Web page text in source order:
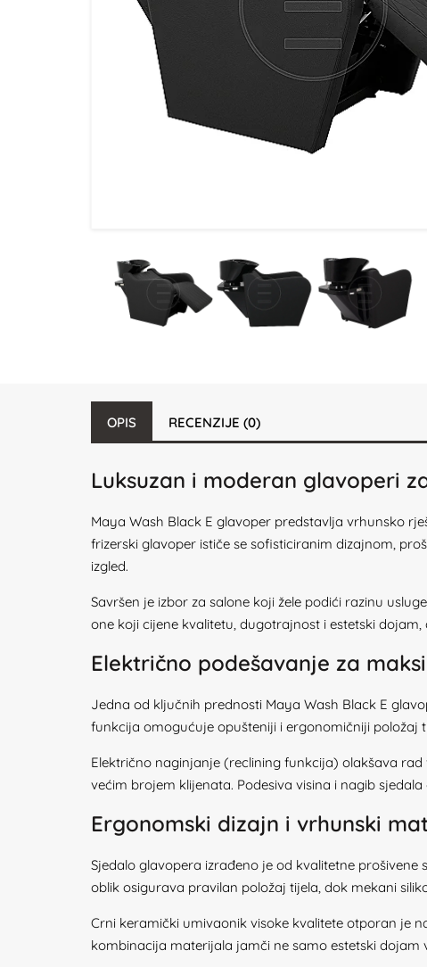
OPIS RECENZIJE (0)
Luksuzan i moderan glavoperi
Maya Wash Black E glavoper predstavlja vrhunsko
frizerski glavoper ističe se sofisticiranim dizajnom,
izgled.
Savršen je izbor za salone koji žele podići razinu
one koji cijene kvalitetu, dugotrajnost i estetski
Električno podešavanje za
Jedna od ključnih prednosti Maya Wash Black E
funkcija omogućuje opušteniji i ergonomičniji
Električno naginjanje (reclining funkcija) olakšava
većim brojem klijenata. Podesiva visina i nagib
Ergonomski dizajn i vrhunski
Sjedalo glavopera izrađeno je od kvalitetne
oblik osigurava pravilan položaj tijela, dok mekani
Crni keramički umivaonik visoke kvalitete otporan je
kombinacija materijala jamči ne samo estetski